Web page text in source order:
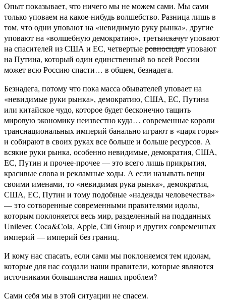
Опыт показывает, что ничего мы не можем сами. Мы сами
только уповаем на какое-нибудь волшебство. Разница лишь в
том, что одни уповают на «невидимую руку рынка», другие
уповают на «волшебную демократию», третьискачутуповают
на спасителей из США и ЕС, четвертыеровносидятуповают
на Путина, который один единственный во всей России
может всю Россию спасти… в общем, безнадега.
Безнадега, потому что пока масса обывателей уповает на
«невидимые руки рынка», демократию, США, ЕС, Путина
или китайское чудо, которое будет бесконечно тащить
мировую экономику неизвестно куда… современные короли
транснациональных империй банально играют в «царя горы»
и собирают в своих руках все больше и больше ресурсов. А
всякие руки рынка, особенно невидимые, демократия, США,
ЕС, Путин и прочее-прочее — это всего лишь прикрытия,
красивые слова и рекламные ходы. А если называть вещи
своими именами, то «невидимая рука рынка», демократия,
США, ЕС, Путин и тому подобные «надежды человечества»
— это сотворенные современными правителями идолы,
которым поклоняется весь мир, разделенный на подданных
Unilever, Coca&Cola, Apple, Citi Group и других современных
империй — империй без границ.
И кому нас спасать, если сами мы поклоняемся тем идолам,
которые для нас создали наши правители, которые являются
источниками большинства наших проблем?
Сами себя мы в этой ситуации не спасем.